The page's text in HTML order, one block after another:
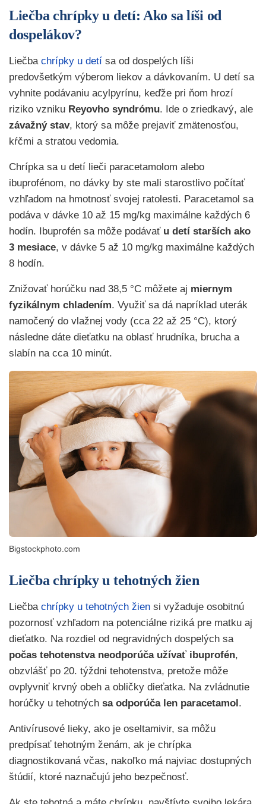
Liečba chrípky u detí: Ako sa líši od
dospelákov?
Liečba chrípky u detí sa od dospelých líši
predovšetkým výberom liekov a dávkovaním. U detí sa
vyhnite podávaniu acylpyrínu, keďže pri ňom hrozí
riziko vzniku Reyovho syndrómu. Ide o zriedkavý, ale
závažný stav, ktorý sa môže prejaviť zmätenosťou,
kŕčmi a stratou vedomia.
Chrípka sa u detí lieči paracetamolom alebo
ibuprofénom, no dávky by ste mali starostlivo počítať
vzhľadom na hmotnosť svojej ratolesti. Paracetamol sa
podáva v dávke 10 až 15 mg/kg maximálne každých 6
hodín. Ibuprofén sa môže podávať u detí starších ako
3 mesiace, v dávke 5 až 10 mg/kg maximálne každých
8 hodín.
Znižovať horúčku nad 38,5 °C môžete aj miernym
fyzikálnym chladením. Využiť sa dá napríklad uterák
namočený do vlažnej vody (cca 22 až 25 °C), ktorý
následne dáte dieťatku na oblasť hrudníka, brucha a
slabín na cca 10 minút.
Bigstockphoto.com
Liečba chrípky u tehotných žien
Liečba chrípky u tehotných žien si vyžaduje osobitnú
pozornosť vzhľadom na potenciálne riziká pre matku aj
dieťatko. Na rozdiel od negravidných dospelých sa
počas tehotenstva neodporúča užívať ibuprofén,
obzvlášť po 20. týždni tehotenstva, pretože môže
ovplyvniť krvný obeh a obličky dieťatka. Na zvládnutie
horúčky u tehotných sa odporúča len paracetamol.
Antivírusové lieky, ako je oseltamivir, sa môžu
predpísať tehotným ženám, ak je chrípka
diagnostikovaná včas, nakoľko má najviac dostupných
štúdií, ktoré naznačujú jeho bezpečnosť.